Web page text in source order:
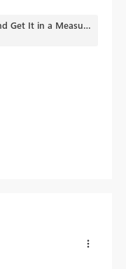
Get the First Value in My Table and Get It in a Measure.pbix